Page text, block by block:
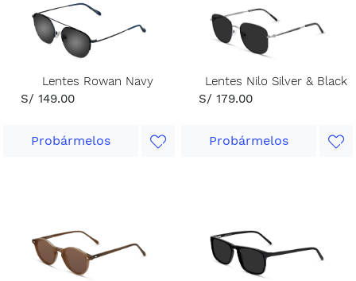
Lentes Rowan Navy
S/ 149.00
Probármelos
Lentes Nilo Silver & Black
S/ 179.00
Probármelos